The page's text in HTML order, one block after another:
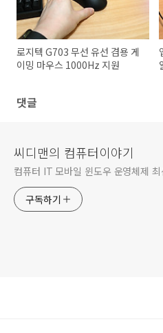
로지텍 G703 무선 유선 겸용 게
이밍 마우스 1000Hz 지원
댓글
씨디맨의 컴퓨터이야기
컴퓨터 IT 모바일 윈도우 운영체제
구독하기